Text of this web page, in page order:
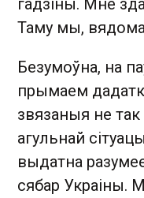
Таму мы,
Безумоўна, на
прымаем
звязаныя не
агульнай
выдатна
сябар Украіны.